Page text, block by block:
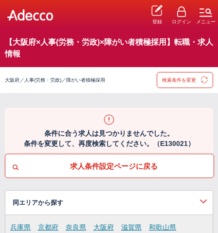
登録 ログイン メニュー
【大阪府×人事(労務・労政)×障がい者積極採用】転職・求人
情報
大阪府／人事(労務・労政)／障がい者積極採用 検索条件を変更
条件に合う求人は見つかりませんでした。
条件を変更して、再度検索してください。（E130021）
求人条件設定ページに戻る
同エリアから探す
兵庫県 京都府 奈良県 大阪府 滋賀県 和歌山県